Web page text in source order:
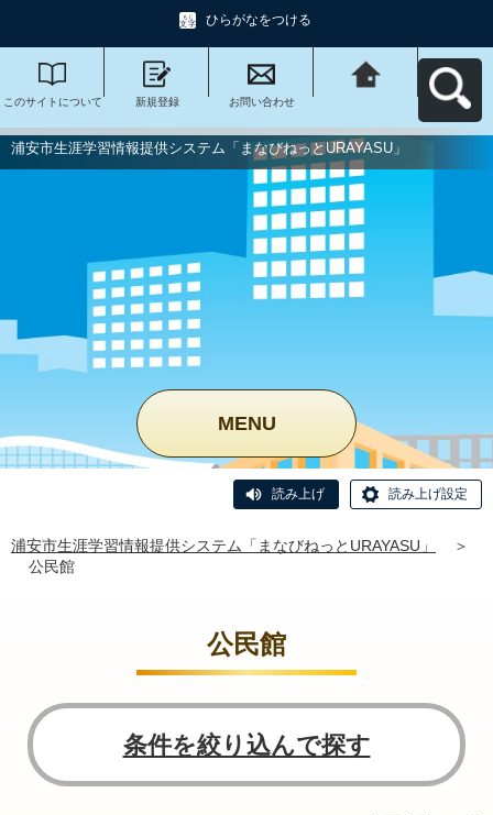
ひらがなをつける
このサイトについて 新規登録 お問い合わせ
びねっと
URAYASU」へ戻る
浦安市生涯学習情報提供システム「まなびねっとURAYASU」
MENU
読み上げ 読み上げ設定
浦安市生涯学習情報提供システム「まなびねっとURAYASU」
＞
公民館
公民館
条件を絞り込んで探す